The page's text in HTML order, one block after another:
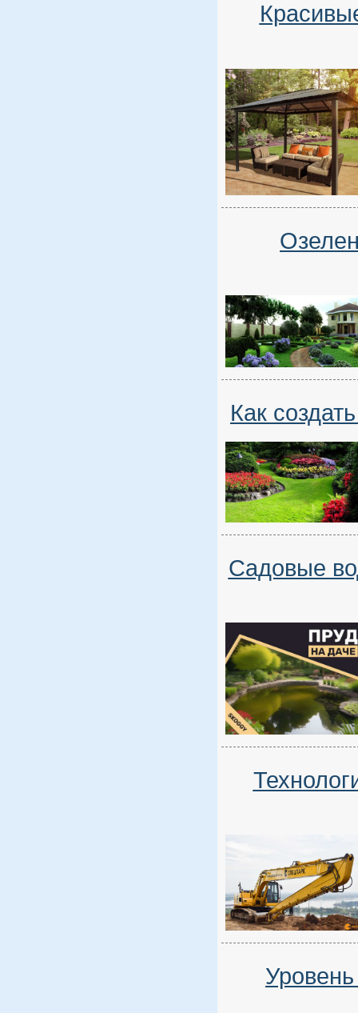
Как
Садовые